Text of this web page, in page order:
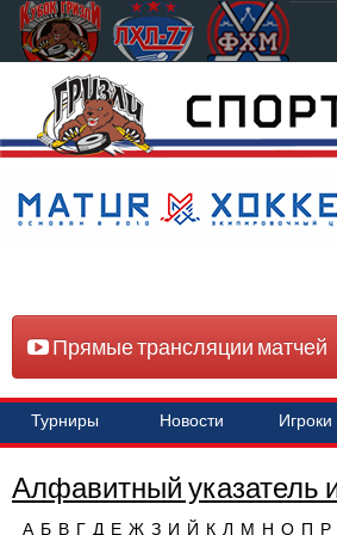
Прямые трансляции матчей
Турниры Новости Игроки
Алфавитный указатель
А Б В Г Д Е Ж З И Й К Л М Н О П Р